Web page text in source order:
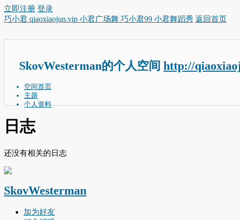
立即注册 登录
巧小君 qiaoxiaojun.vip 小君广场舞 巧小君99 小君舞蹈秀 返回首页
SkovWesterman的个人空间 http://
空间首页
主题
个人资料
日志
还没有相关的日志
SkovWesterman
加为好友